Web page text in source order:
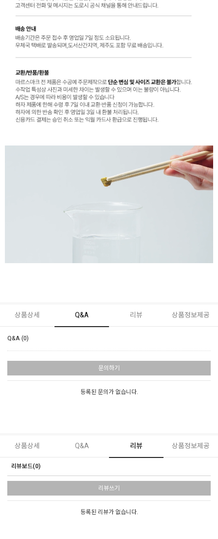
상품상세 Q&A 리뷰 상품정보제공
Q&A (0)
문의하기
등록된 문의가 없습니다.
상품상세 Q&A 리뷰 상품정보제공
리뷰보드(0)
리뷰쓰기
등록된 리뷰가 없습니다.